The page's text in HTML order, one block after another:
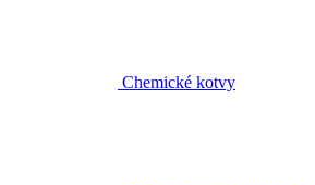
Chemické kotvy